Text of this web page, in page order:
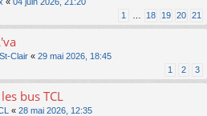
1 18 19 20 21
Clair « 29 mai 2026, 18:45
1 2 3
bus TCL
« 28 mai 2026, 12:35